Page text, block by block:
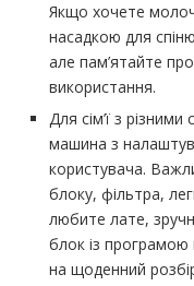
Якщо хочете
насадкою для
але пам’ятайте
використання.
Для сім’ї з
машина з
користувача.
блоку, фільтра,
любите лате,
блок із
на щоденний